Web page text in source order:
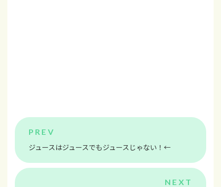
ジュースはジュースでもジュースじゃない！←